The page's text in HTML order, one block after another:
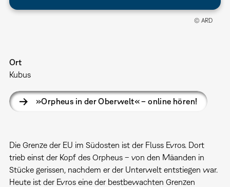
© ARD
Ort
Kubus
»Orpheus in der Oberwelt« – online hören!
Die Grenze der EU im Südosten ist der Fluss Evros. Dort
trieb einst der Kopf des Orpheus – von den Mäanden in
Stücke gerissen, nachdem er der Unterwelt entstiegen war.
Heute ist der Evros eine der bestbewachten Grenzen